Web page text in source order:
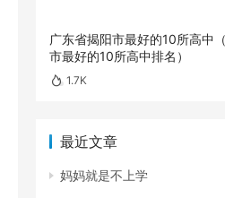
广东省揭阳市最好的10所高中
市最好的10所高中排名）
1.7K
最近文章
妈妈就是不上学